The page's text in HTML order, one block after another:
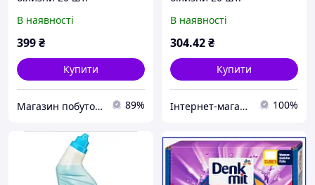
В наявності
399₴
Купити
Магазин побутової хімії "KAMILLA" 89%
В наявності
304.42₴
Купити
Інтернет-магазин "HelloХазяюшка" 100%